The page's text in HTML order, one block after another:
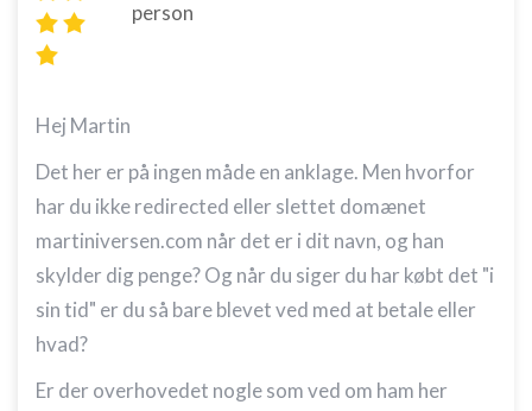
person
Hej Martin
Det her er på ingen måde en anklage. Men hvorfor
har du ikke redirected eller slettet domænet
martiniversen.com når det er i dit navn, og han
skylder dig penge? Og når du siger du har købt det "i
sin tid" er du så bare blevet ved med at betale eller
hvad?
Er der overhovedet nogle som ved om ham her